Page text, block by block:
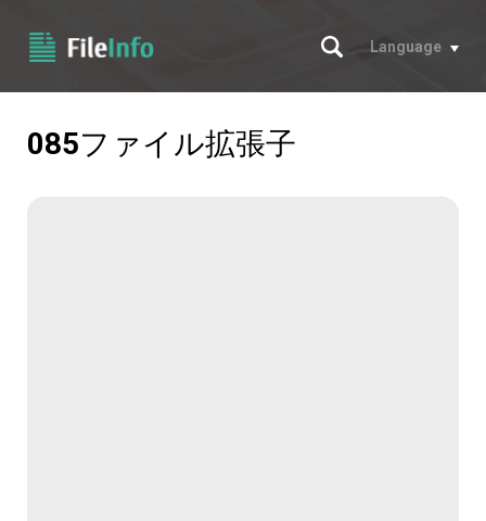
サーチ
Language
085ファイル拡張子